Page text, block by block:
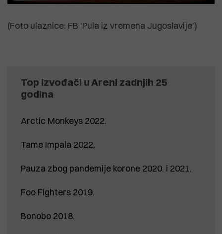
(Foto ulaznice: FB 'Pula iz vremena Jugoslavije')
Top izvođači u Areni zadnjih 25
godina
Arctic Monkeys 2022.
Tame Impala 2022.
Pauza zbog pandemije korone 2020. i 2021.
Foo Fighters 2019.
Bonobo 2018.